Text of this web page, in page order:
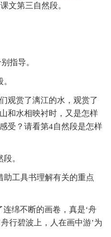
文第三自然段。
指导。
观赏了漓江的水，观赏了
和水相映衬时，又是怎样
受？请看第4自然段是怎样
。
助工具书理解有关的重点
绵不断的画卷，真是‘舟
行碧波上，人在画中游’为